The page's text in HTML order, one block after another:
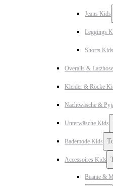
Jeans Kids
Leggings
Shorts Kids
Overalls &
Kleider & Röcke
Nachtwäsche &
Unterwäsche Kids
Bademode Kids
Accessoires Kids
Beanie &